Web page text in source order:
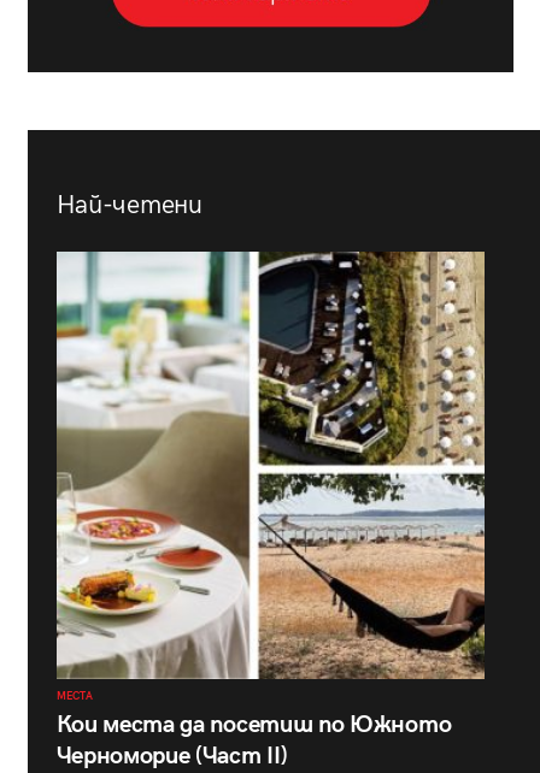
Най-четени
МЕСТА
Кои места да посетиш по Южното
Черноморие (Част II)